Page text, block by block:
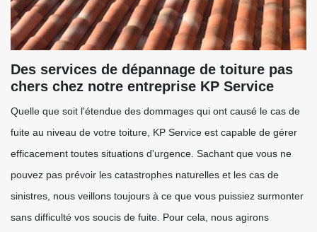
Des services de dépannage de toiture pas
chers chez notre entreprise KP Service
Quelle que soit l'étendue des dommages qui ont causé le cas de
fuite au niveau de votre toiture, KP Service est capable de gérer
efficacement toutes situations d'urgence. Sachant que vous ne
pouvez pas prévoir les catastrophes naturelles et les cas de
sinistres, nous veillons toujours à ce que vous puissiez surmonter
sans difficulté vos soucis de fuite. Pour cela, nous agirons